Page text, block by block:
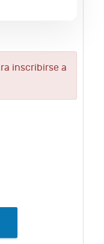
inscribirse a